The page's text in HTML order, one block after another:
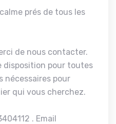
prés de tous les
de nous contacter.
disposition pour toutes
nécessaires pour
qui vous cherchez.
. Email